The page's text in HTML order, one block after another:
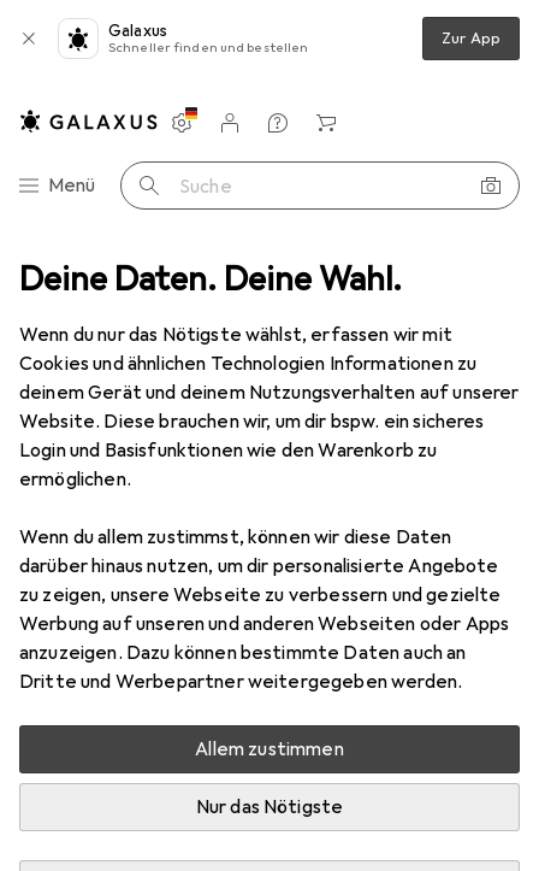
Deine Daten. Deine Wahl.
Wenn du nur das Nötigste wählst, erfassen wir mit
Cookies und ähnlichen Technologien Informationen zu
deinem Gerät und deinem Nutzungsverhalten auf unserer
Website. Diese brauchen wir, um dir bspw. ein sicheres
Login und Basisfunktionen wie den Warenkorb zu
ermöglichen.
Wenn du allem zustimmst, können wir diese Daten
darüber hinaus nutzen, um dir personalisierte Angebote
zu zeigen, unsere Webseite zu verbessern und gezielte
Werbung auf unseren und anderen Webseiten oder Apps
anzuzeigen. Dazu können bestimmte Daten auch an
Dritte und Werbepartner weitergegeben werden.
Allem zustimmen
Nur das Nötigste
Galaxus
Schneller finden und bestellen Zur App
Navigation nach Kategorien
Menü Suche
Einstellungen
Kundenkonto
Vergleichslisten
Merklisten
Warenkorb
Gartenspielgeräte Trampolin Zubehör
4 Bilder
Exit Premium
EUR
98,48
5
Bewertungen Marke
Mehr von Exit
Mehr als 10 Stück an Lager beim Lieferanten
Lieferort angeben für genaue Lieferzeit
In den Warenkorb